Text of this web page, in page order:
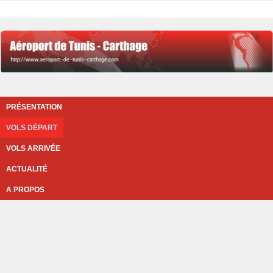
PRÉSENTATION
VOLS DÉPART
VOLS ARRIVÉE
ACTUALITÉ
A PROPOS